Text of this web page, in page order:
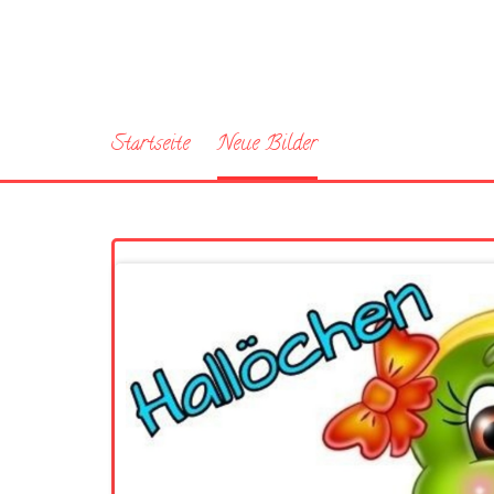
Startseite Neue Bilder